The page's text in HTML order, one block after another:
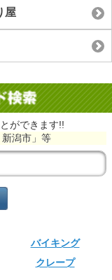
屋
ができます!!
潟市」等
バイキング
クレープ